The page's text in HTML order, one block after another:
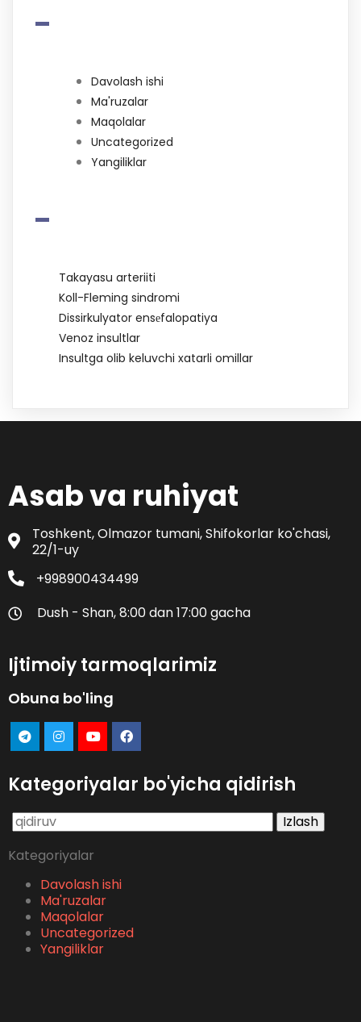
-
Davolash ishi
Ma'ruzalar
Maqolalar
Uncategorized
Yangiliklar
-
Takayasu arteriiti
Koll-Fleming sindromi
Dissirkulyator ensеfalopatiya
Venoz insultlar
Insultga olib keluvchi xatarli omillar
Asab va ruhiyat
Toshkent, Olmazor tumani, Shifokorlar ko'chasi,
22/1-uy
+998900434499
Dush - Shan, 8:00 dan 17:00 gacha
Ijtimoiy tarmoqlarimiz
Obuna bo'ling
Kategoriyalar bo'yicha qidirish
Qidirshish:
Kategoriyalar
Davolash ishi
Ma'ruzalar
Maqolalar
Uncategorized
Yangiliklar